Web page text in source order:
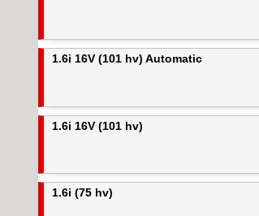
1.6i 16V (101 hv) Automatic
1.6i 16V (101 hv)
1.6i (75 hv)